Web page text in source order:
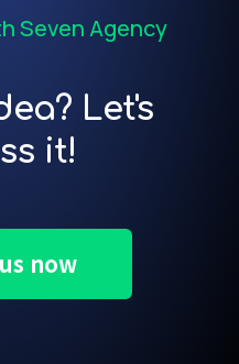
Seven Agency
Let's
it!
now